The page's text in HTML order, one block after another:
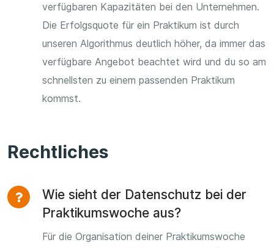
verfügbaren Kapazitäten bei den Unternehmen.
Die Erfolgsquote für ein Praktikum ist durch
unseren Algorithmus deutlich höher, da immer das
verfügbare Angebot beachtet wird und du so am
schnellsten zu einem passenden Praktikum
kommst.
Rechtliches
Wie sieht der Datenschutz bei der
Praktikumswoche aus?
Für die Organisation deiner Praktikumswoche